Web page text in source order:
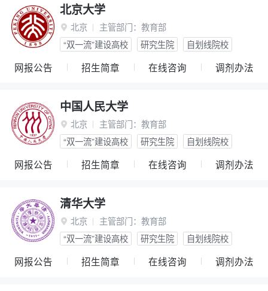
北京大学
 北京 主管部门： 教育部
“双一流”建设高校
研究生院 自划线院校
网报公告 招生简章 在线咨询 调剂办法
中国人民大学
 北京 主管部门： 教育部
“双一流”建设高校
研究生院 自划线院校
网报公告 招生简章 在线咨询 调剂办法
清华大学
 北京 主管部门： 教育部
“双一流”建设高校
研究生院 自划线院校
网报公告 招生简章 在线咨询 调剂办法